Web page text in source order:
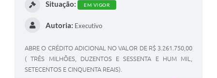
Situação: EM VIGOR
Autoria: Executivo
ABRE O CRÉDITO ADICIONAL NO VALOR DE R$ 3.261.750,00
( TRÊS MILHÕES, DUZENTOS E SESSENTA E HUM MIL,
SETECENTOS E CINQUENTA REAIS).